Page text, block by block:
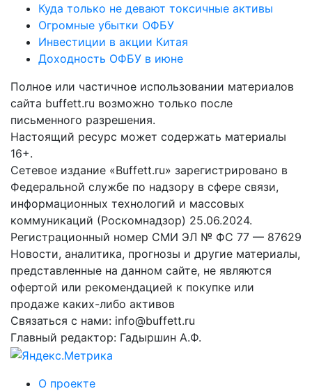
Куда только не девают токсичные активы
Огромные убытки ОФБУ
Инвестиции в акции Китая
Доходность ОФБУ в июне
Полное или частичное использовании материалов
сайта buffett.ru возможно только после
письменного разрешения.
Настоящий ресурс может содержать материалы
16+.
Сетевое издание «Buffett.ru» зарегистрировано в
Федеральной службе по надзору в сфере связи,
информационных технологий и массовых
коммуникаций (Роскомнадзор) 25.06.2024.
Регистрационный номер СМИ ЭЛ № ФС 77 — 87629
Новости, аналитика, прогнозы и другие материалы,
представленные на данном сайте, не являются
офертой или рекомендацией к покупке или
продаже каких-либо активов
Связаться с нами: info@buffett.ru
Главный редактор: Гадыршин А.Ф.
О проекте